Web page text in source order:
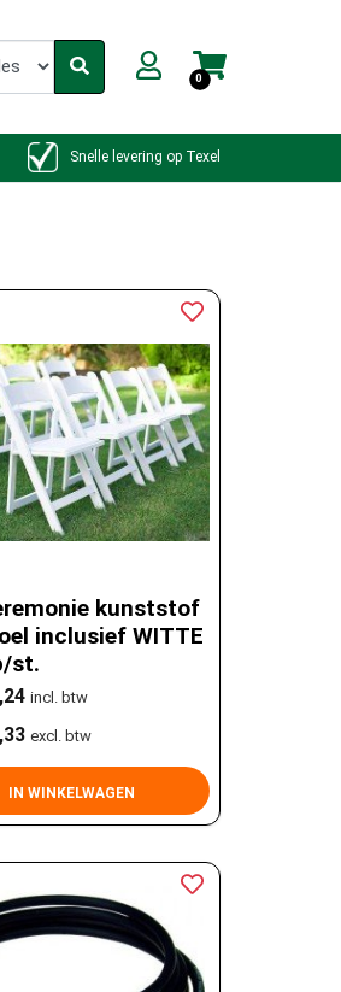
0
Snelle levering op Texel
kunststof
inclusief WITTE
st.
incl. btw
excl. btw